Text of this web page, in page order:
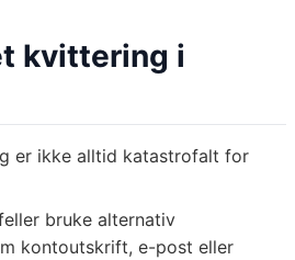
kvittering i
er ikke alltid katastrofalt for
bruke alternativ
kontoutskrift, e-post eller